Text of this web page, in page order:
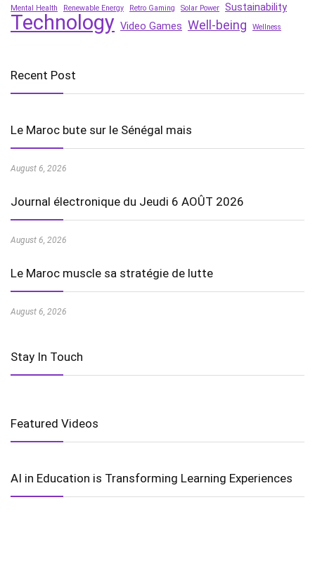
Mental Health
Renewable Energy Retro Gaming Solar Power Sustainability
Technology Video Games Well-being Wellness
Recent Post
Le Maroc bute sur le Sénégal mais
August 6, 2026
Journal électronique du Jeudi 6 AOÛT 2026
August 6, 2026
Le Maroc muscle sa stratégie de lutte
August 6, 2026
Stay In Touch
Featured Videos
AI in Education is Transforming Learning Experiences